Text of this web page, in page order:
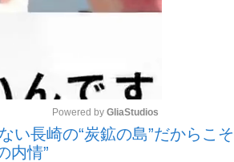
いまさら聞けない
Powered by GliaStudios
い長崎の“炭鉱の島”だからこ
内情”